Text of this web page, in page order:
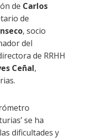
de Carlos
de
, socio
del
de RRHH
Ceñal,
se ha
dificultades y